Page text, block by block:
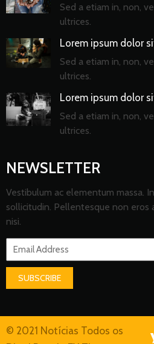
Sed a etiam in, non,
ultrices.
Lorem ipsum dolor
Sed a etiam in, non,
ultrices.
Lorem ipsum dolor
Sed a etiam in, non,
ultrices.
NEWSLETTER
Vestibulum ac elementum massa.
sollicitudin. Pellentesque non eros
nisi.
SUBSCRIBE
© 2021 Notícias Todos os